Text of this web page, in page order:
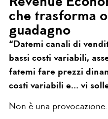
che trasforma
guadagno
“Datemi canali di
bassi costi variabili,
fatemi fare prezzi
costi variabili e… vi
Non è una